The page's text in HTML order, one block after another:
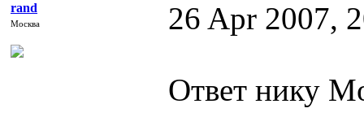
rand
Москва 26 Apr 2007,
Ответ нику